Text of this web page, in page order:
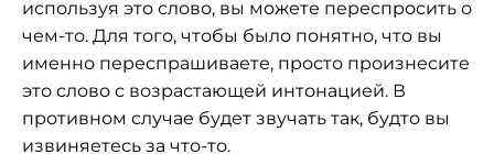
используя это слово, вы можете переспросить о
чем-то. Для того, чтобы было понятно, что вы
именно переспрашиваете, просто произнесите
это слово с возрастающей интонацией. В
противном случае будет звучать так, будто вы
извиняетесь за что-то.